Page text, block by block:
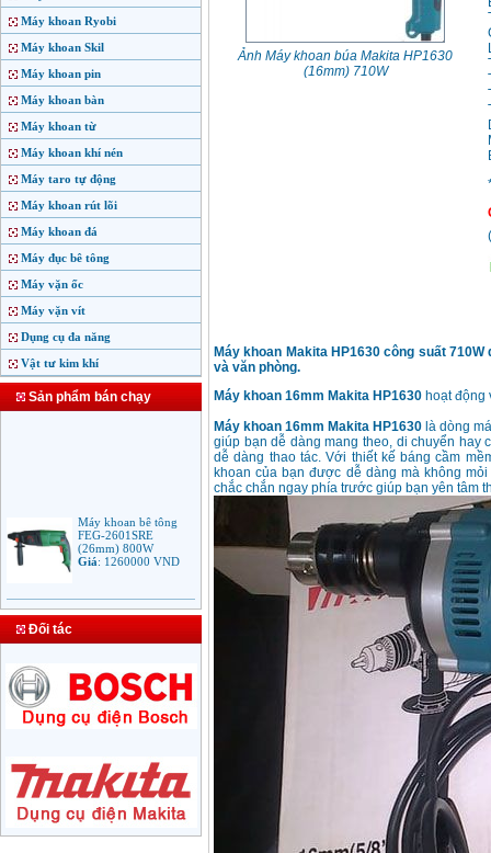
Máy khoan Ryobi
Máy khoan Skil
Máy khoan pin
Máy khoan bàn
Máy khoan từ
Máy khoan khí nén
Máy taro tự động
Máy khoan rút lõi
Máy khoan đá
Máy đục bê tông
Máy vặn ốc
Máy vặn vít
Dụng cụ đa năng
Vật tư kim khí
Sản phẩm bán chạy
FEG-2601SRE
(26mm) 800W
Giá:1260000VND
Bảng giá mũi khoan
rút lõi bê tông
Máy Khoan Bosch
valy nhựa
Bộ máy khoan Bosch
GSB 13RE hộp nhựa
100 chi tiết
Giá
1977000
Đối tác
Ảnh Máy khoan búa Makita HP1630
(16mm) 710W
(
Máy khoan Makita HP1630 công suất
và văn phòng.
Máy khoan 16mm Makita HP1630 hoạt động
Máy khoan 16mm Makita HP1630 là dòng
giúp bạn dễ dàng mang theo, di chuyển hay
dễ dàng thao tác. Với thiết kế báng cầm
khoan của bạn được dễ dàng mà không
chắc chắn ngay phía trước giúp bạn yên tâm